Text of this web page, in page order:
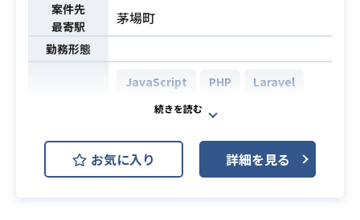
案件先
最寄駅
茅場町
勤務形態
開発環境
JavaScript PHP
Laravel
Vue.js
AWS (Amazon Web Services)
Linux
Elasticsearch
お気に入り 詳細を見る